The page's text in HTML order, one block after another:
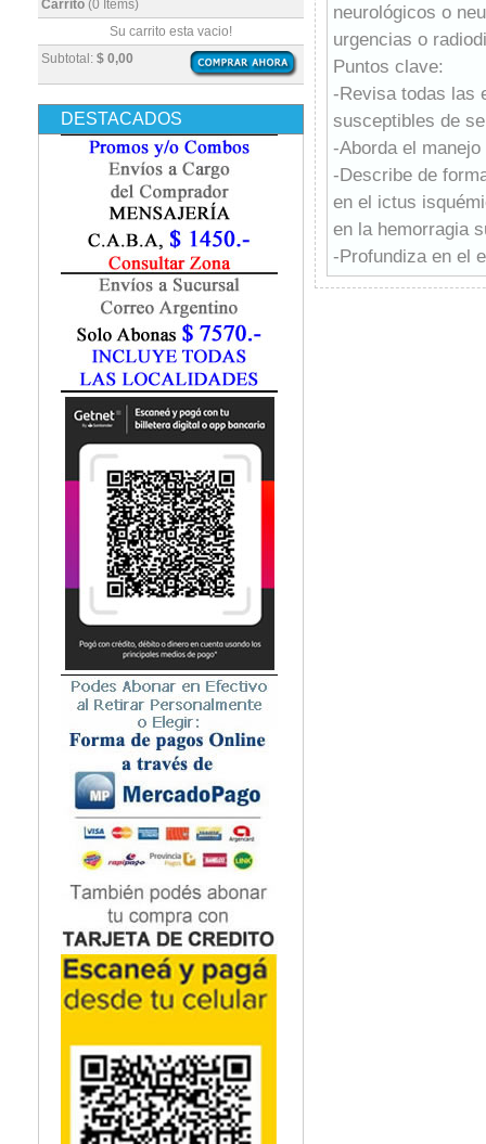
Embriología
Enfermería
Epidemiología
Farmacia / Farmacología
Fisiatría / Kinesiología
Fisiología / Fisiopatología
Fonoaudiología
Gastroenterología
Geriatría
Ginecología / Obstetricia
Hematología
Histología
Homeopatía
Infectología
Inmunología
Instrumentación Quirurgica
Medicina del Deporte / Rehabilitación
Medicina Emergencias / Urgencias
Medicina Forense / Legal
Medicina General
Medicina Interna
Microbiología
Nefrología
Neonatología / Pediatría
Neumología
Neuroanatomía / Neurociencia
Neurocirugía
Neurología
Nutrición
Odontología
Oftalmología
Oncología / Cuidados Paliativos
Ortopedía / Traumatología
Osteopatía
Otorrinolaringología
Podología
Psicología
Psiquiatría
Química
Carrito (0 Items)
Subtotal: $ 0,00
Su carrito esta vacio!
DESTACADOS
neurológicos o
urgencias o
Puntos clave:
-Revisa todas las
susceptibles de
-Aborda el
-Describe de
en el ictus
en la hemorragia
-Profundiza en el
anóxico y explica